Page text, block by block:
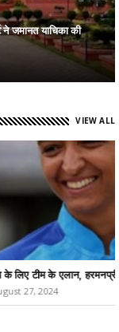
ने जमानत याचिका की
VIEW ALL